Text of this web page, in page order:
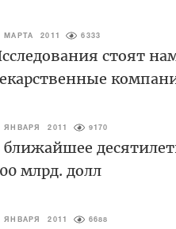
МАРТА 2011 6333
стоят
ЯНВАРЯ 2011 9170
ближайшее
млрд. долл
ЯНВАРЯ 2011 6688